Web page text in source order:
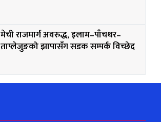
मेची राजमार्ग अवरुद्ध, इलाम–पाँचथर–
ताप्लेजुङको झापासँग सडक सम्पर्क विच्छेद